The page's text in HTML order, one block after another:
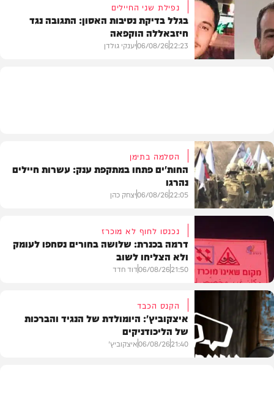
בארץ
נפילת שני החיילים
בגלל בדיקת נסיבות האסון: התגובה נגד
חיזבאללה הוקפאה
22:23
06/08/26יענקי גולדן
בעולם
הסלמה בתימן
החות'ים פתחו במתקפת ענק: עשרות חיילים
נהרגו
22:05
06/08/26יצחק כהן
בארץ
נכנסו לחוף לא מוכרז
דרמה בכנרת: שלושה בחורים נסחפו לעומק
ולא הצליחו לשוב
21:50
06/08/26דוד חדד
הקנס הכבד
איצקוביץ': היומולדת של הנגיד והברכות
של הליכודניקים
21:40
06/08/26איצקוביץ'